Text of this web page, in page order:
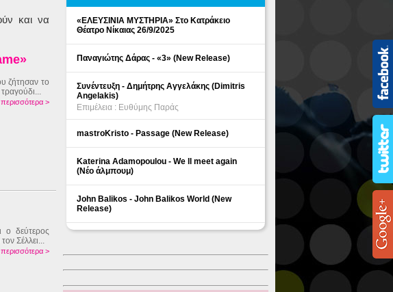
και να
ζήτησαν το
περισσότερα >
ο δεύτερος
Σέλλει...
περισσότερα >
«ΕΛΕΥΣΙΝΙΑ ΜΥΣΤΗΡΙΑ» Στο Κατράκειο
Θέατρο Νίκαιας 26/9/2025
Παναγιώτης Δάρας - «3» (New Release)
Συνέντευξη - Δημήτρης Αγγελάκης (Dimitris
Angelakis)
Επιμέλεια : Ευθύμης Παράς
mastroKristo - Passage (New Release)
Katerina Adamopoulou - We ll meet again
(Νέο άλμπουμ)
John Balikos - John Balikos World (New
Release)